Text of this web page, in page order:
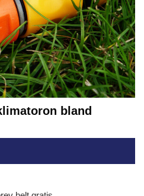
bland